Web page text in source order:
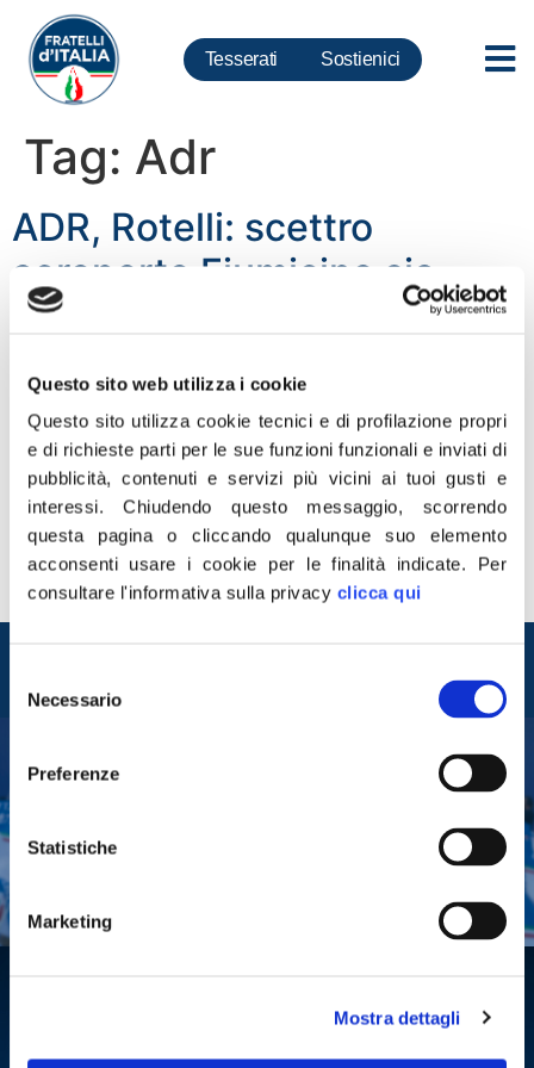
Questo sito web utilizza i cookie
Questo sito utilizza cookie tecnici e di profilazione propri
e di richieste parti per le sue funzioni funzionali e inviati di
pubblicità, contenuti e servizi più vicini ai tuoi gusti e
interessi.Chiudendo questo messaggio, scorrendo
questa pagina o cliccando qualunque suo elemento
acconsenti usare i cookie per le finalità indicate. Per
consultare l'informativa sulla privacy clicca qui
delNecessario
Preferenze
Statistiche
Marketing
Mostra dettagli
Tesserati Sostienici
Tag: Adr
ADR, Rotelli: scettro
aeroporto Fiumicino sia
incentivo a investire di più in
“Il nuovo record storico per lo scalo aeroportuale di
Fiumicino nel gradimento dei passeggeri è un risultato
di cui andare fieri. L’aeroporto Leonardo da Vinci, che
guadagna lo scettro europeo nella classifica di Airports
Council International, è una notizia che deve incentivare
ancora di più il governo e le istituzioni a investire nei
trasporti per […]